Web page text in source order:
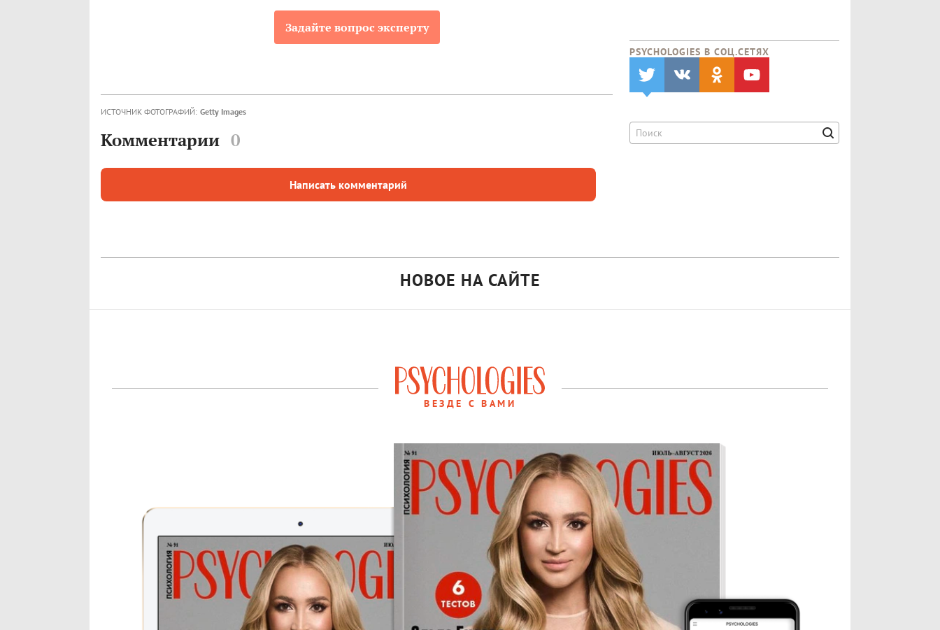
Задайте вопрос эксперту
ИСТОЧНИК ФОТОГРАФИЙ: Getty Images
Комментарии 0
Написать комментарий
PSYCHOLOGIES В CОЦ.СЕТЯХ
НОВОЕ НА САЙТЕ
ВЕЗДЕ С ВАМИ